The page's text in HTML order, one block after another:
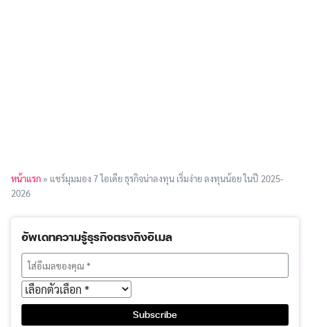
หน้าแรก » แชร์มุมมอง 7 ไอเดีย ธุรกิจน่าลงทุน เริ่มง่าย ลงทุนน้อย ในปี 2025-
2026
อัพเดทความรู้ธุรกิจตรงถึงอีเมล